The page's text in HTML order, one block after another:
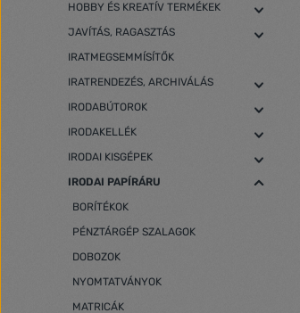
HOBBY ÉS KREATÍV TERMÉKEK
JAVÍTÁS, RAGASZTÁS
IRATMEGSEMMÍSÍTŐK
IRATRENDEZÉS, ARCHIVÁLÁS
IRODABÚTOROK
IRODAKELLÉK
IRODAI KISGÉPEK
IRODAI PAPÍRÁRU
BORÍTÉKOK
PÉNZTÁRGÉP SZALAGOK
DOBOZOK
NYOMTATVÁNYOK
MATRICÁK